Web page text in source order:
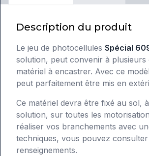
Description du produit
Le jeu de photocellules Spécial
solution, peut convenir à
matériel à encastrer. Avec ce
peut parfaitement être mis en
Ce matériel devra être fixé au sol,
solution, sur toutes les
réaliser vos branchements avec
techniques, vous pouvez
renseignements.